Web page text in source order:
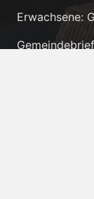
Erwachsene: